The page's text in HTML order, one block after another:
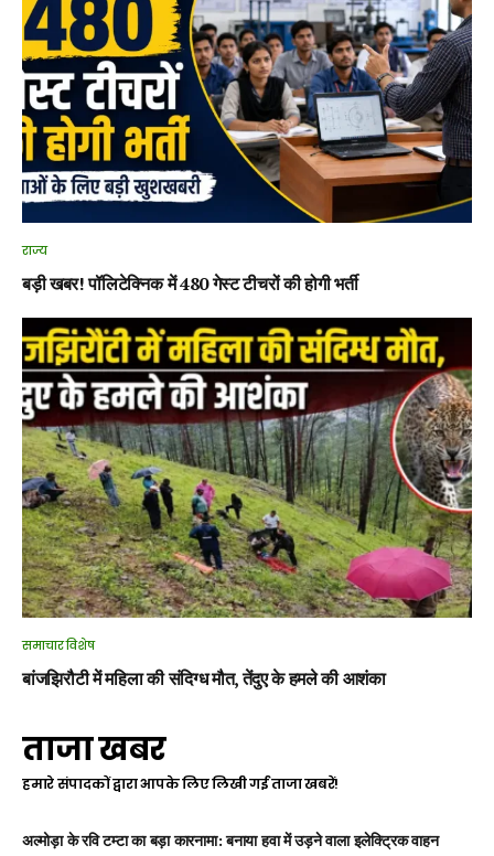
ताजा खबर
हमारे संपादकों द्वारा आपके लिए लिखी गई ताजा खबरें!
अल्मोड़ा के रवि टम्टा का बड़ा कारनामा: बनाया हवा में उड़ने वाला इलेक्ट्रिक वाहन
राज्य
बड़ी खबर! पॉलिटेक्निक में 480 गेस्ट टीचरों की होगी भर्ती
समाचार विशेष
बांजझिरौटी में महिला की संदिग्ध मौत, तेंदुए के हमले की आशंका